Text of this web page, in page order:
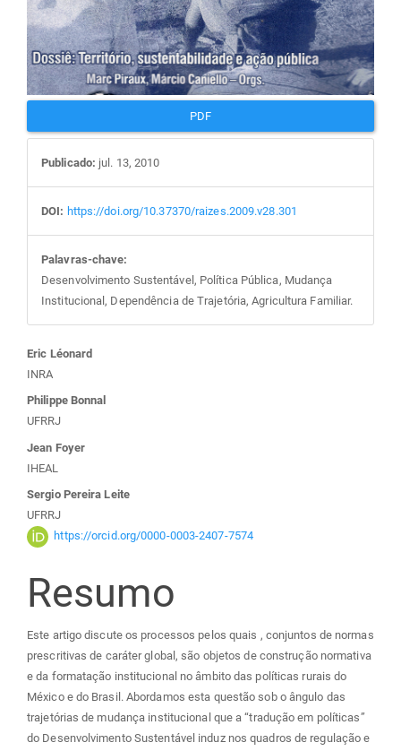
PDF
Publicado: jul. 13, 2010
DOI: https://doi.org/10.37370/raizes.2009.v28.301
Palavras-chave:
Desenvolvimento Sustentável, Política Pública, Mudança
Institucional, Dependência de Trajetória, Agricultura Familiar.
Conteúdo
do
artigo
principal
Eric Léonard
INRA
Philippe Bonnal
UFRRJ
Jean Foyer
IHEAL
Sergio Pereira Leite
UFRRJ
https://orcid.org/0000-0003-2407-7574
Resumo
Este artigo discute os processos pelos quais , conjuntos de normas
prescritivas de caráter global, são objetos de construção normativa
e da formatação institucional no âmbito das políticas rurais do
México e do Brasil. Abordamos esta questão sob o ângulo das
trajetórias de mudança institucional que a “tradução em políticas”
do Desenvolvimento Sustentável induz nos quadros de regulação e